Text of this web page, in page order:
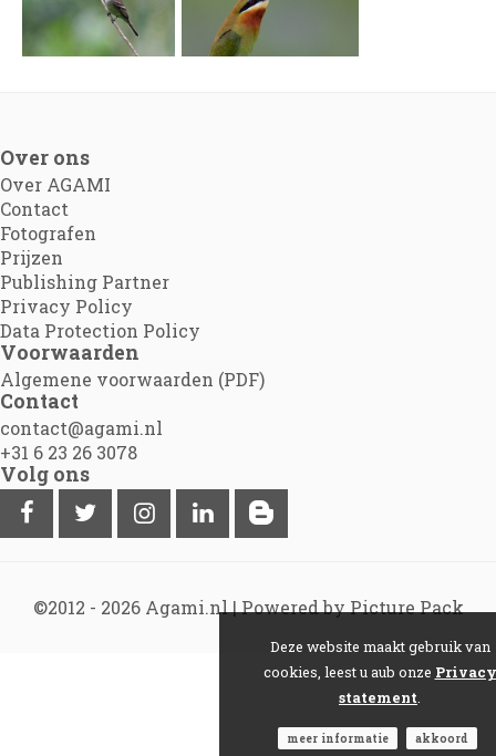
Over ons
Over AGAMI
Contact
Fotografen
Prijzen
Publishing Partner
Privacy Policy
Data Protection Policy
Voorwaarden
Algemene voorwaarden (PDF)
Contact
contact@agami.nl
+31 6 23 26 3078
Volg ons
©2012 - 2026 Agami.nl|Powered by Picture Pack
Deze website maakt gebruik van
cookies, leest u aub onze Privacy
statement
meer informatie akkoord